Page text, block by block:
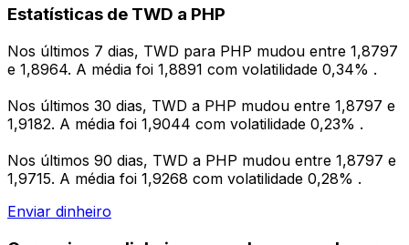
Estatísticas de TWD a PHP
Nos últimos 7 dias, TWD para PHP mudou entre 1,8797
e 1,8964. A média foi 1,8891 com volatilidade 0,34% .
Nos últimos 30 dias, TWD a PHP mudou entre 1,8797 e
1,9182. A média foi 1,9044 com volatilidade 0,23% .
Nos últimos 90 dias, TWD a PHP mudou entre 1,8797 e
1,9715. A média foi 1,9268 com volatilidade 0,28% .
Enviar dinheiro